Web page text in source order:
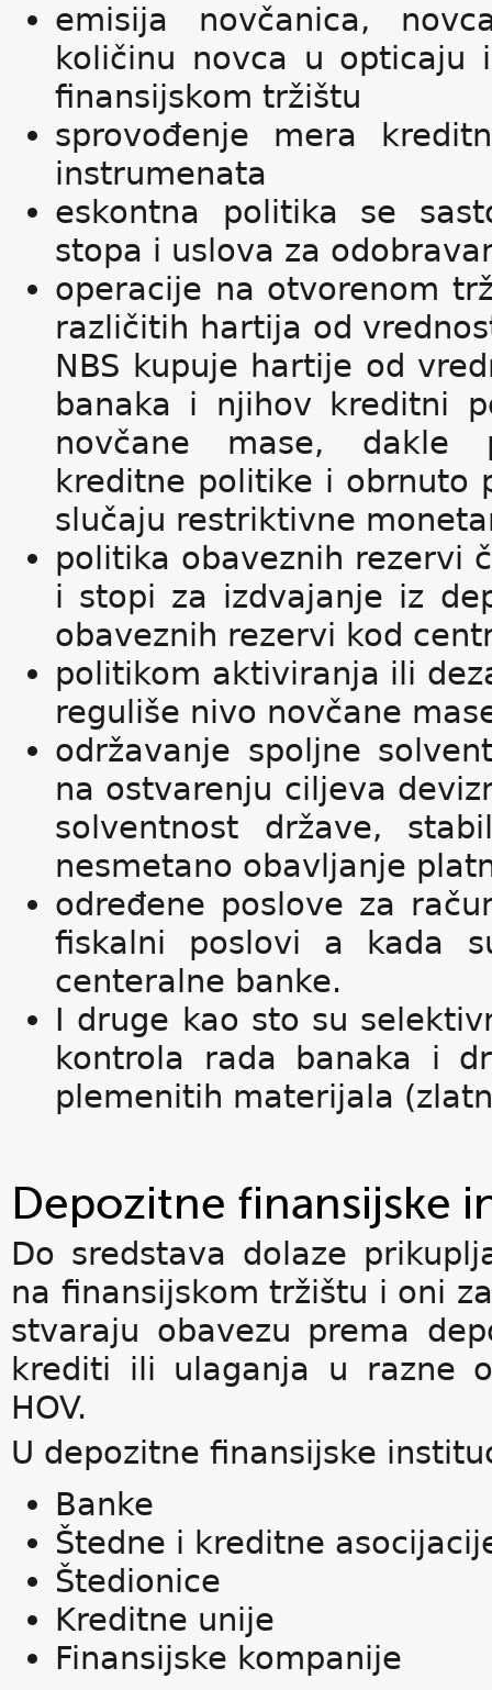
emisija novčanica,
količinu novca u opticaju
finansijskom tržištu
sprovođenje mera
instrumenata
eskontna politika se
stopa i uslova za
operacije na otvorenom
različitih hartija od
NBS kupuje hartije od
banaka i njihov kreditni
novčane mase, dakle
kreditne politike i obrnuto
slučaju restriktivne
politika obaveznih rezervi
i stopi za izdvajanje iz
obaveznih rezervi kod
politikom aktiviranja ili
reguliše nivo novčane
održavanje spoljne
na ostvarenju ciljeva
solventnost države,
nesmetano obavljanje
određene poslove za
fiskalni poslovi a kada
centeralne banke.
I druge kao sto su
kontrola rada banaka i
plemenitih materijala
Depozitne finansijske
Do sredstava dolaze
na finansijskom tržištu i oni
stvaraju obavezu prema
krediti ili ulaganja u razne
HOV.
U depozitne finansijske
Banke
Štedne i kreditne
Štedionice
Kreditne unije
Finansijske kompanije